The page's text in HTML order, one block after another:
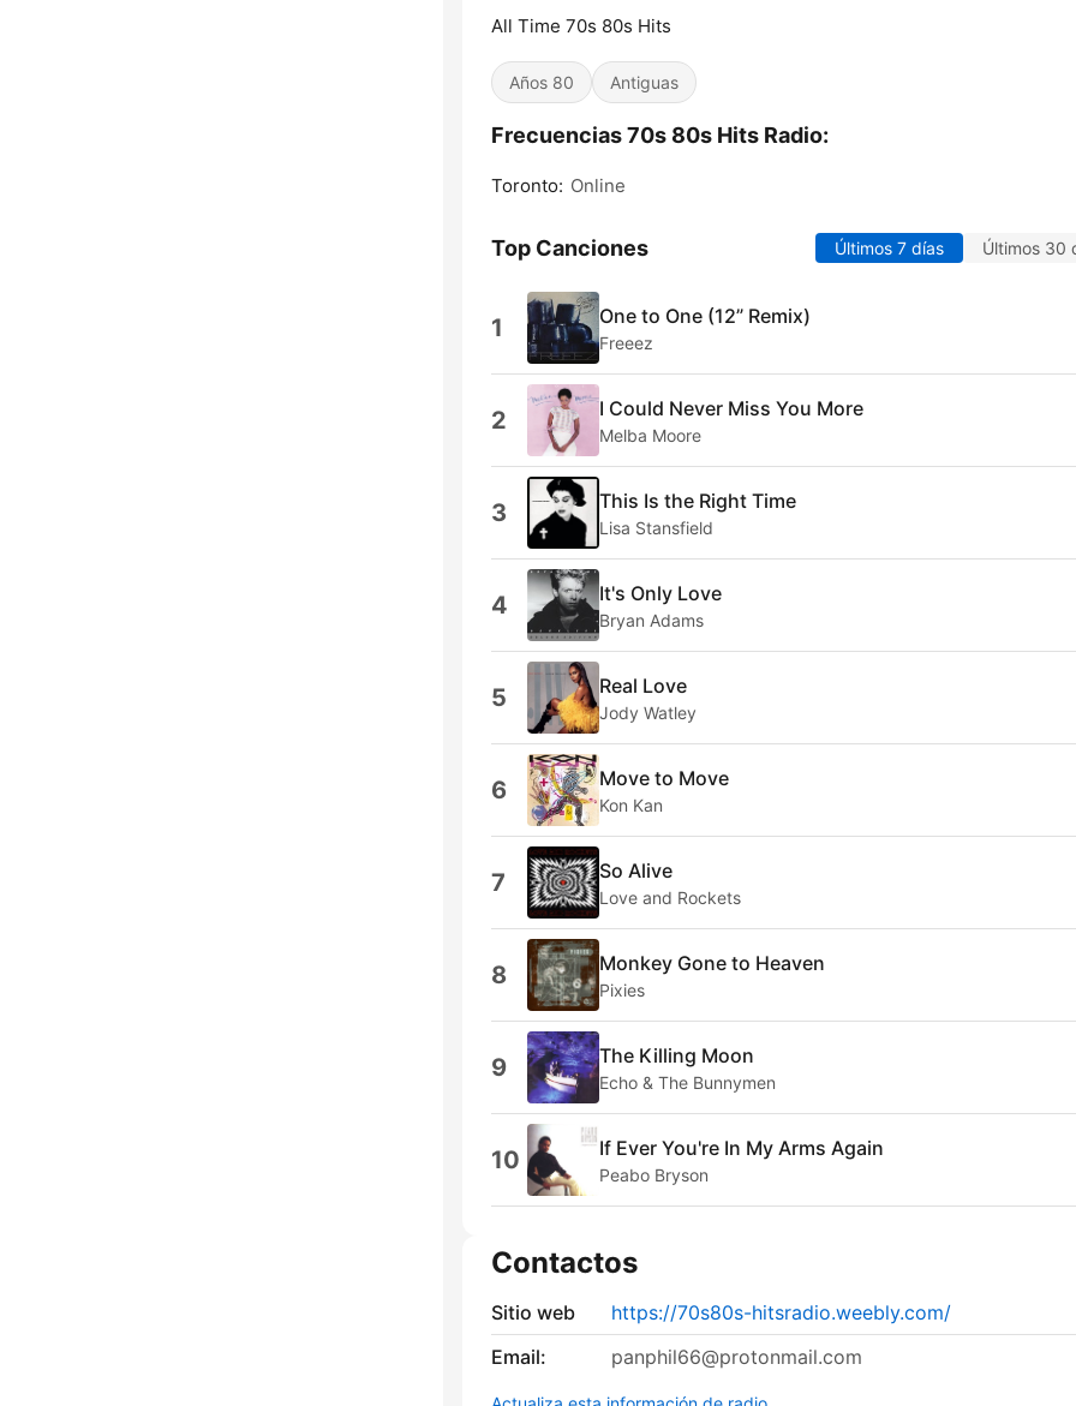
All Time 70s 80s Hits
Años 80 Antiguas
Frecuencias 70s 80s Hits Radio:
Toronto: Online
Top Canciones Últimos 7 días Últimos 30
1 One to One (12” Remix)
Freeez
2 I Could Never Miss You More
Melba Moore
3 This Is the Right Time
Lisa Stansfield
4 It's Only Love
Bryan Adams
5 Real Love
Jody Watley
6 Move to Move
Kon Kan
7 So Alive
Love and Rockets
8 Monkey Gone to Heaven
Pixies
9 The Killing Moon
Echo & The Bunnymen
10 If Ever You're In My Arms Again
Peabo Bryson
Contactos
Sitio web
https://70s80s-hitsradio.weebly.com/
Email:
panphil66@protonmail.com